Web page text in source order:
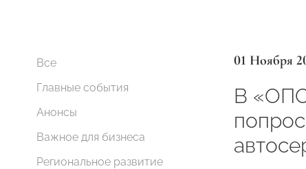
Все
Главные события
Анонсы
Важное для бизнеса
Региональное развитие
01 Ноября
В